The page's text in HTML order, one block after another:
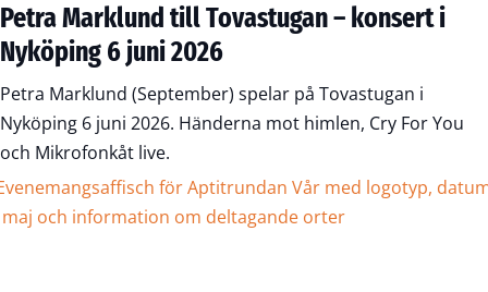
Petra Marklund till Tovastugan – konsert i
Nyköping 6 juni 2026
Petra Marklund (September) spelar på Tovastugan i
Nyköping 6 juni 2026. Händerna mot himlen, Cry For You
och Mikrofonkåt live.